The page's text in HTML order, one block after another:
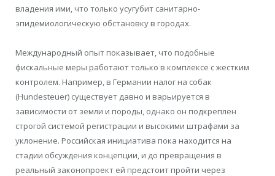
владения ими, что только усугубит санитарно-
эпидемиологическую обстановку в городах.
Международный опыт показывает, что подобные
фискальные меры работают только в комплексе с жестким
контролем. Например, в Германии налог на собак
(Hundesteuer) существует давно и варьируется в
зависимости от земли и породы, однако он подкреплен
строгой системой регистрации и высокими штрафами за
уклонение. Российская инициатива пока находится на
стадии обсуждения концепции, и до превращения в
реальный законопроект ей предстоит пройти через